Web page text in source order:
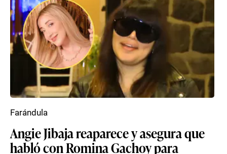
Angie Jibaja reaparece y asegura que
habló con Romina Gachoy para
Farándula